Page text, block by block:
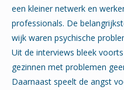
een kleiner netwerk en
professionals. De
wijk waren psychische
Uit de interviews bleek
gezinnen met problemen
Daarnaast speelt de angst